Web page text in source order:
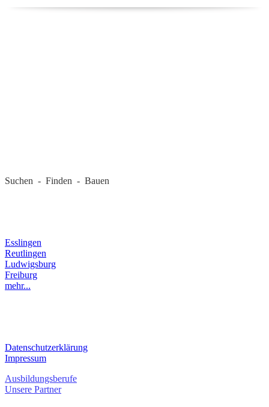
Suchen - Finden - Bauen
Esslingen
Reutlingen
Ludwigsburg
Freiburg
mehr...
Datenschutzerklärung
Impressum
Ausbildungsberufe
Unsere Partner